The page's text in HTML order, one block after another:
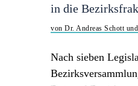
PRESSE
in die
von Dr. Andreas Schott
Nach sieben